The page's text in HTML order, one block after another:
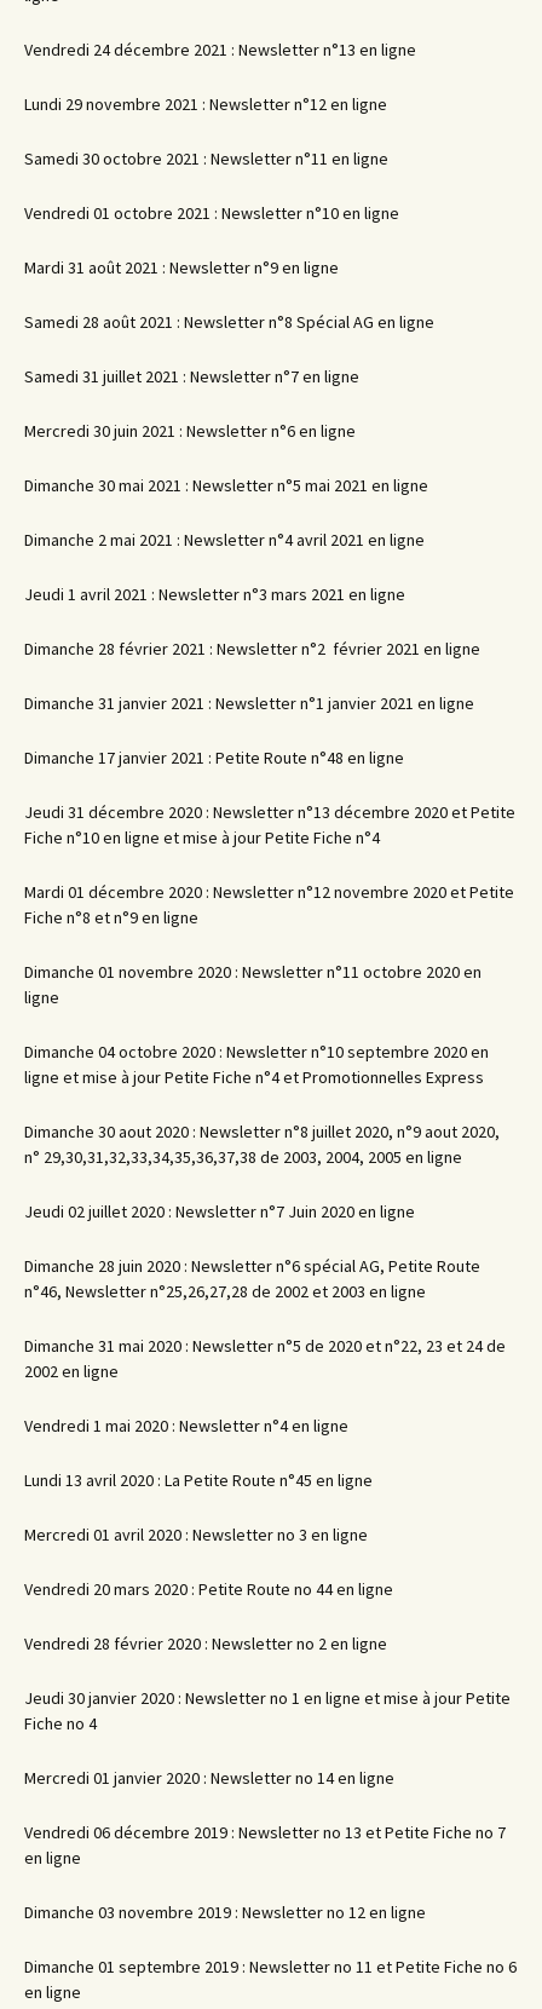
Vendredi 24 décembre 2021 : Newsletter n°13 en ligne
Lundi 29 novembre 2021 : Newsletter n°12 en ligne
Samedi 30 octobre 2021 : Newsletter n°11 en ligne
Vendredi 01 octobre 2021 : Newsletter n°10 en ligne
Mardi 31 août 2021 : Newsletter n°9 en ligne
Samedi 28 août 2021 : Newsletter n°8 Spécial AG en ligne
Samedi 31 juillet 2021 : Newsletter n°7 en ligne
Mercredi 30 juin 2021 : Newsletter n°6 en ligne
Dimanche 30 mai 2021 : Newsletter n°5 mai 2021 en ligne
Dimanche 2 mai 2021 : Newsletter n°4 avril 2021 en ligne
Jeudi 1 avril 2021 : Newsletter n°3 mars 2021 en ligne
Dimanche 28 février 2021 : Newsletter n°2 février 2021 en ligne
Dimanche 31 janvier 2021 : Newsletter n°1 janvier 2021 en ligne
Dimanche 17 janvier 2021 : Petite Route n°48 en ligne
Jeudi 31 décembre 2020 : Newsletter n°13 décembre 2020 et Petite
Fiche n°10 en ligne et mise à jour Petite Fiche n°4
Mardi 01 décembre 2020 : Newsletter n°12 novembre 2020 et Petite
Fiche n°8 et n°9 en ligne
Dimanche 01 novembre 2020 : Newsletter n°11 octobre 2020 en
ligne
Dimanche 04 octobre 2020 : Newsletter n°10 septembre 2020 en
ligne et mise à jour Petite Fiche n°4 et Promotionnelles Express
Dimanche 30 aout 2020 : Newsletter n°8 juillet 2020, n°9 aout 2020,
n° 29,30,31,32,33,34,35,36,37,38 de 2003, 2004, 2005 en ligne
Jeudi 02 juillet 2020 : Newsletter n°7 Juin 2020 en ligne
Dimanche 28 juin 2020 : Newsletter n°6 spécial AG, Petite Route
n°46, Newsletter n°25,26,27,28 de 2002 et 2003 en ligne
Dimanche 31 mai 2020 : Newsletter n°5 de 2020 et n°22, 23 et 24 de
2002 en ligne
Vendredi 1 mai 2020 : Newsletter n°4 en ligne
Lundi 13 avril 2020 : La Petite Route n°45 en ligne
Mercredi 01 avril 2020 : Newsletter no 3 en ligne
Vendredi 20 mars 2020 : Petite Route no 44 en ligne
Vendredi 28 février 2020 : Newsletter no 2 en ligne
Jeudi 30 janvier 2020 : Newsletter no 1 en ligne et mise à jour Petite
Fiche no 4
Mercredi 01 janvier 2020 : Newsletter no 14 en ligne
Vendredi 06 décembre 2019 : Newsletter no 13 et Petite Fiche no 7
en ligne
Dimanche 03 novembre 2019 : Newsletter no 12 en ligne
Dimanche 01 septembre 2019 : Newsletter no 11 et Petite Fiche no 6
en ligne